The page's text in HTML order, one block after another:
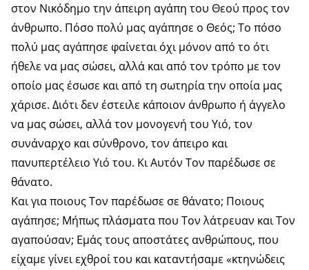
στον Νικόδημο την άπειρη αγάπη του Θεού προς τον
άνθρωπο. Πόσο πολύ μας αγάπησε ο Θεός; Το πόσο
πολύ μας αγάπησε φαίνεται όχι μόνον από το ότι
ήθελε να μας σώσει, αλλά και από τον τρόπο με τον
οποίο μας έσωσε και από τη σωτηρία την οποία μας
χάρισε. Διότι δεν έστειλε κάποιον άνθρωπο ή άγγελο
να μας σώσει, αλλά τον μονογενή του Υιό, τον
συνάναρχο και σύνθρονο, τον άπειρο και
πανυπερτέλειο Υιό του. Κι Αυτόν Τον παρέδωσε σε
θάνατο.
Και για ποιους Τον παρέδωσε σε θάνατο; Ποιους
αγάπησε; Μήπως πλάσματα που Τον λάτρευαν και Τον
αγαπούσαν; Εμάς τους αποστάτες ανθρώπους, που
είχαμε γίνει εχθροί του και καταντήσαμε «κτηνώδεις